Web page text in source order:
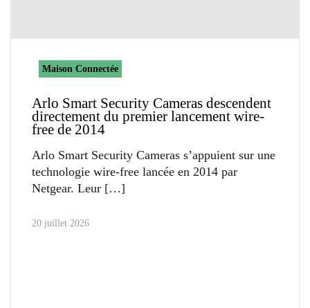
Maison Connectée
Arlo Smart Security Cameras descendent
directement du premier lancement wire-
free de 2014
Arlo Smart Security Cameras s’appuient sur une
technologie wire-free lancée en 2014 par
Netgear. Leur
20 juillet 2026